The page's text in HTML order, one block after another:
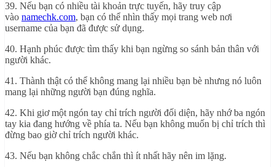
39. Nếu bạn có nhiều tài khoản trực tuyến, hãy truy cập
vào namechk.com, bạn có thể nhìn thấy mọi trang web nơi
username của bạn đã được sử dụng.
40. Hạnh phúc được tìm thấy khi bạn ngừng so sánh bản thân với
người khác.
41. Thành thật có thể không mang lại nhiều bạn bè nhưng nó luôn
mang lại những người bạn đúng nghĩa.
42. Khi giơ một ngón tay chỉ trích người đối diện, hãy nhớ ba ngón
tay kia đang hướng về phía ta. Nếu bạn không muốn bị chỉ trích thì
đừng bao giờ chỉ trích người khác.
43. Nếu bạn không chắc chắn thì ít nhất hãy nên im lặng.